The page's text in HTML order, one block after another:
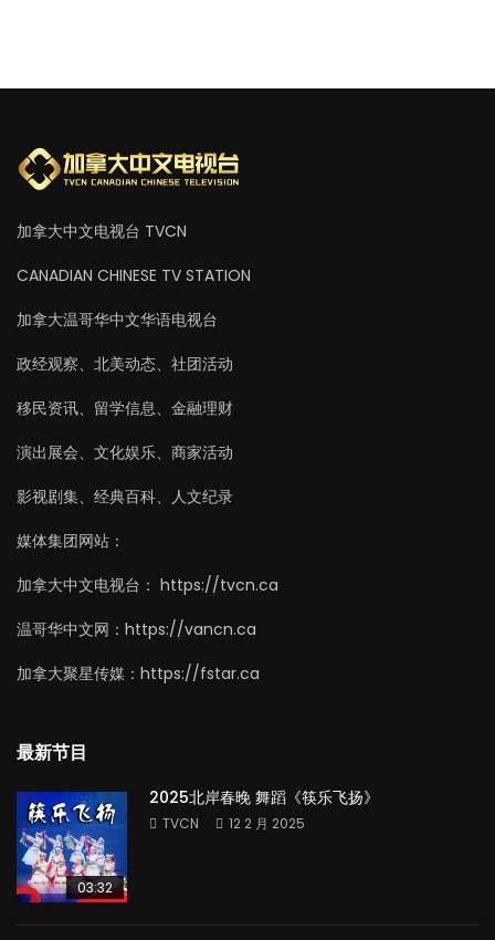
加拿大中文电视台 TVCN
CANADIAN CHINESE TV STATION
加拿大温哥华中文华语电视台
政经观察、北美动态、社团活动
移民资讯、留学信息、金融理财
演出展会、文化娱乐、商家活动
影视剧集、经典百科、人文纪录
媒体集团网站：
加拿大中文电视台： https://tvcn.ca
温哥华中文网：https://vancn.ca
加拿大聚星传媒：https://fstar.ca
最新节目
03:32
2025北岸春晚 舞蹈《筷乐飞扬》
TVCN 12 2 月 2025